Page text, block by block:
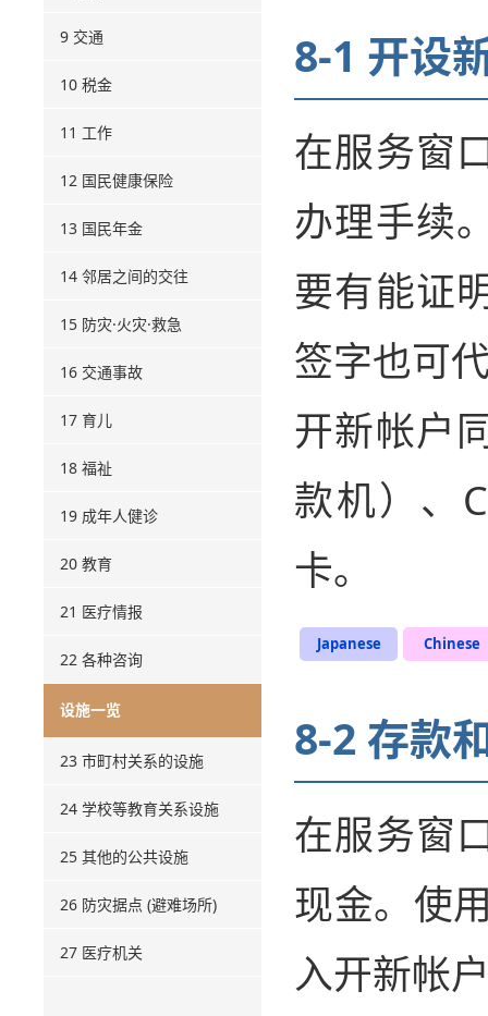
9 交通
10 税金
11 工作
12 国民健康保险
13 国民年金
14 邻居之间的交往
15 防灾·火灾·救急
16 交通事故
17 育儿
18 福祉
19 成年人健诊
20 教育
21 医疗情报
22 各种咨询
设施一览
23 市町村关系的设施
24 学校等教育关系设施
25 其他的公共设施
26 防灾据点 (避难场所)
27 医疗机关
8-1 开设
在服务窗
办理手续
要有能证
签字也可
开新帐户
款机）、
卡。
Japanese Chinese
8-2 存款
在服务窗
现金。使
入开新帐